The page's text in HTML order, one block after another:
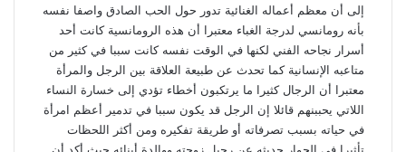
إلى أن معظم أعماله الغنائية تدور حول الحب الصادق واصفا نفسه
بأنه رومانسي لدرجة الغباء معتبرا أن هذه الرومانسية كانت أحد
أسرار نجاحه الفني لكنها في الوقت نفسه كانت سببا في كثير من
متاعبه الإنسانية كما تحدث عن طبيعة العلاقة بين الرجل والمرأة
معتبرا أن الرجال كثيرا ما يرتكبون أخطاء تؤدي إلى خسارة النساء
اللاتي يحببنهم قائلا إن الرجل قد يكون سببا في تدمير أعظم امرأة
في حياته بسبب تصرفاته أو طريقة تفكيره ومن أكثر اللحظات